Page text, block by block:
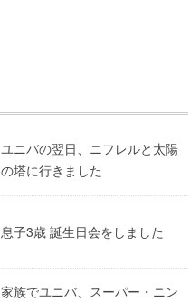
ユニバの翌日、ニフレルと太陽
の塔に行きました
息子3歳 誕生日会をしました
家族でユニバ、スーパー・ニン